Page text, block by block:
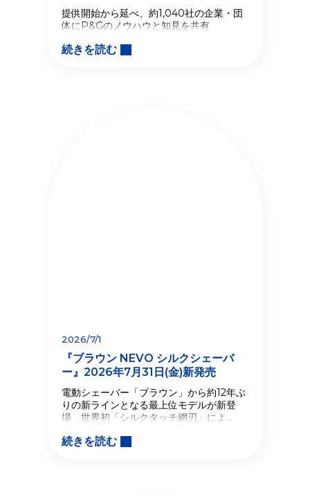
提供開始から延べ、約1,040社の企業・団
体にP&Gのノウハウと知見を共有
続きを読む
2026/7/1
『ブラウン NEVO シルクシェーバ
ー』2026年7月31日(金)新発売
電動シェーバー「ブラウン」から約12年ぶ
りの新ラインとなる最上位モデルが新登
場 世界初「シルクタッチ網刃」によ
0.12mmの“深剃り”の両立をついに実現
続きを読む